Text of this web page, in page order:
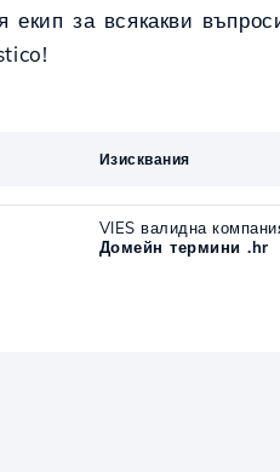
за всякакви
Изисквания
VIES валидна
Домейн термини .hr